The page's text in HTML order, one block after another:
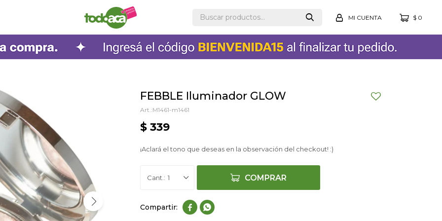
$ 0
FEBBLE Iluminador GLOW
M1461-m1461
$ 339
¡Aclará el tono que deseas en la observación del checkout! :)
1 COMPRAR
 